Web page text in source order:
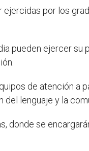
por los
pueden ejercer su
de atención a
lenguaje y la
donde se